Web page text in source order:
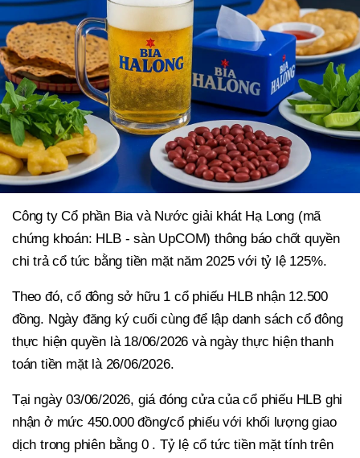
Công ty Cổ phần Bia và Nước giải khát Hạ Long (mã
chứng khoán: HLB - sàn UpCOM) thông báo chốt quyền
chi trả cổ tức bằng tiền mặt năm 2025 với tỷ lệ 125%.
Theo đó, cổ đông sở hữu 1 cổ phiếu HLB nhận 12.500
đồng. Ngày đăng ký cuối cùng để lập danh sách cổ đông
thực hiện quyền là 18/06/2026 và ngày thực hiện thanh
toán tiền mặt là 26/06/2026.
Tại ngày 03/06/2026, giá đóng cửa của cổ phiếu HLB ghi
nhận ở mức 450.000 đồng/cổ phiếu với khối lượng giao
dịch trong phiên bằng 0 . Tỷ lệ cổ tức tiền mặt tính trên